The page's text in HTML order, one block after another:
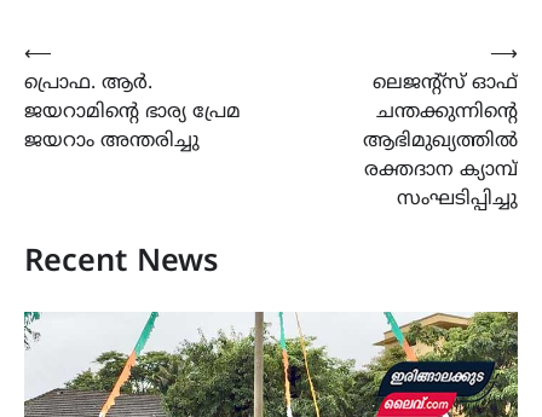
Post
navigation
⟵
പ്രൊഫ. ആർ.
ജയറാമിന്‍റെ ഭാര്യ പ്രേമ
ജയറാം അന്തരിച്ചു
ലെജന്‍റ്സ് ഓഫ്
ചന്തക്കുന്നിന്‍റെ
ആഭിമുഖ്യത്തിൽ
രക്തദാന ക്യാമ്പ്
സംഘടിപ്പിച്ചു
⟶
Recent News